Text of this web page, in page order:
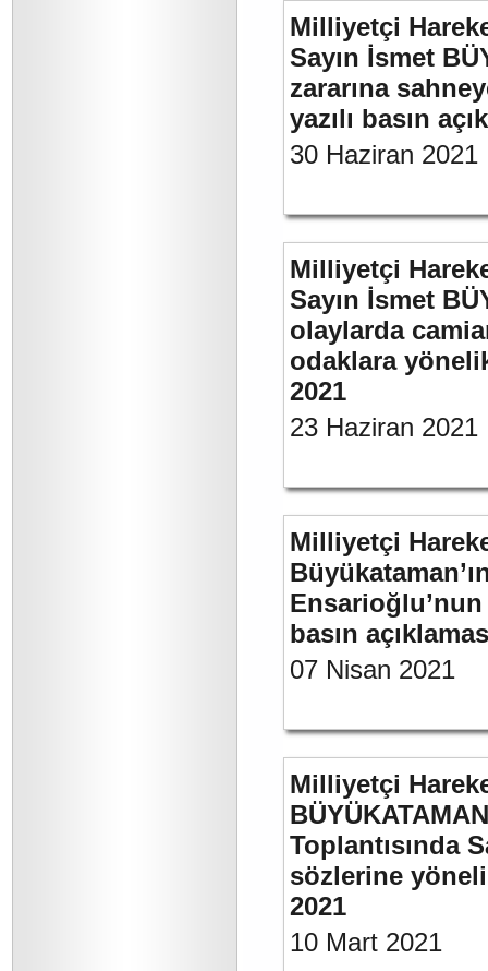
Milliyetçi
Sayın İsmet
zararına
yazılı basın
30 Haziran 2021
Milliyetçi
Sayın İsmet
olaylarda
odaklara
2021
23 Haziran 2021
Milliyetçi
Ensarioğlu’nun
basın
07 Nisan 2021
Milliyetçi
Toplantısında
sözlerine
2021
10 Mart 2021